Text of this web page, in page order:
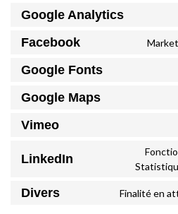
Google Analytics
Facebook
Google Fonts
Google Maps
Vimeo
LinkedIn
Divers Finalité en